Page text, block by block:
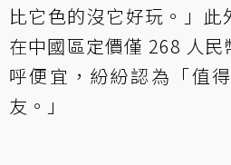
比它色的沒它好玩。」此
在中國區定價僅 268 人
呼便宜，紛紛認為「值
友。」